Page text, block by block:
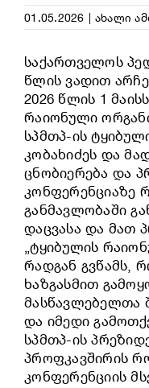
01.05.2026 | ახალი
საქართველოს
წლის ვადით
2026 წლის 1
რაიონული
სპმთპ-ის
კობახიძეს და
ცნობიერება და
კონფერენციაზე
განმავლობაში
დაცვასა და მათ
„ტყიბულის
რადგან გვწამს,
ხაზგასმით
მასწავლებელთა
და იმედი
სპმთპ-ის
პროფკავშირის
კონფერენციის